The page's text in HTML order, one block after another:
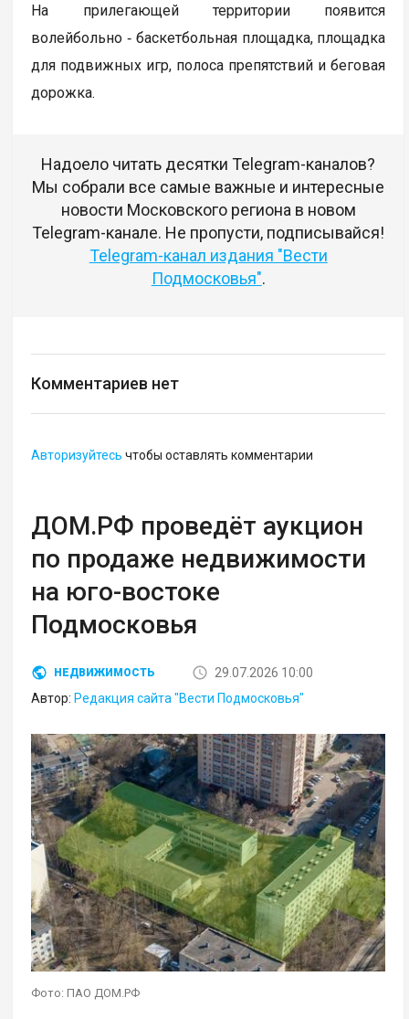
На прилегающей территории появится
волейбольно ‑ баскетбольная площадка, площадка
для подвижных игр, полоса препятствий и беговая
дорожка.
Надоело читать десятки Telegram-каналов?
Мы собрали все самые важные и интересные
новости Московского региона в новом
Telegram-канале. Не пропусти, подписывайся!
Telegram-канал издания "Вести
Подмосковья".
Комментариев нет
Авторизуйтесь чтобы оставлять комментарии
ДОМ.РФ проведёт аукцион
по продаже недвижимости
на юго-востоке
Подмосковья
НЕДВИЖИМОСТЬ
29.07.2026 10:00
Автор: Редакция сайта "Вести Подмосковья"
Фото: ПАО ДОМ.РФ